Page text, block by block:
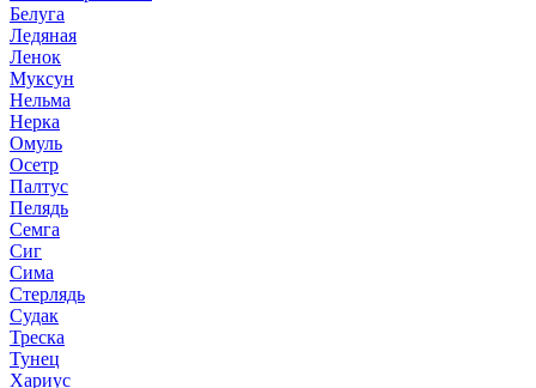
Белуга
Ледяная
Ленок
Муксун
Нельма
Нерка
Омуль
Осетр
Палтус
Пелядь
Семга
Сиг
Сима
Стерлядь
Судак
Треска
Тунец
Хариус